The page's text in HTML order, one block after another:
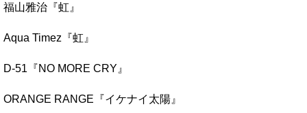
福山雅治『虹』
Aqua Timez『虹』
D-51『NO MORE CRY』
ORANGE RANGE『イケナイ太陽』